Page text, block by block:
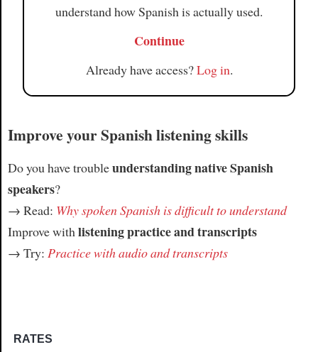
understand how Spanish is actually used.
Continue
Already have access?Log in.
Improve your Spanish listening skills
Do you have troubleunderstanding native Spanish
speakers?
→ Read: Why spoken Spanish is difficult to understand
Improve withlistening practice and transcripts
→ Try: Practice with audio and transcripts
RATES